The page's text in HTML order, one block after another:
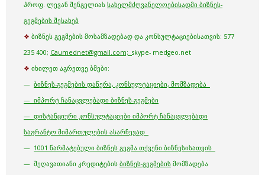
პროფ. ლევან შენგელიას სახელმძღვანელოებისადმი ბიზნეს-
გეგმების შესახებ
❖ ბიზნეს გეგმების მოსამზადებად და კონსულტაციებისათვის: 577
235 400; Caumednet@gmail.com; skype- medgeo.net
❖ იხილეთ აგრეთვე ბმები:
— ბიზნეს-გეგმების დაწერა, კონსულტაციები, მომზადება
— იმპორტ ჩანაცვლებადი ბიზნეს-გეგმები
— დისტანციური კონსულტაციები იმპორტ ჩანაცვლებადი
საგრანტო მიმართულების ასარჩევად
— 1001 წარმატებული ბიზნეს გეგმა თქვენი ბიზნესისათვის
— შეღავათიანი კრედიტების ბიზნეს-გეგმების მომზადება